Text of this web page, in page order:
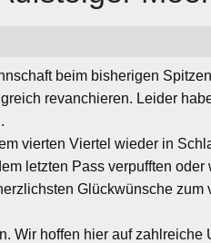
beim bisherigen
revanchieren. Leider
vierten Viertel wieder in
letzten Pass verpufften
Glückwünsche
hoffen hier auf